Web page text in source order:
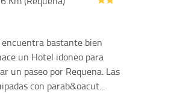
bastante bien
un Hotel idoneo para
un paseo por Requena. Las
con parab&oacut...